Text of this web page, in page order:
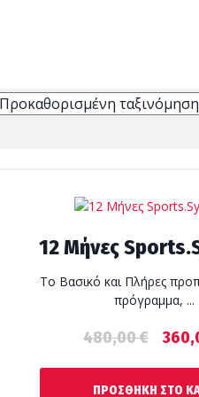
12 Μήνες
Το Βασικό και Πλήρες
πρόγραμμα, ...
480,00€
ΠΡΟΣΘΉΚΗ ΣΤΟ